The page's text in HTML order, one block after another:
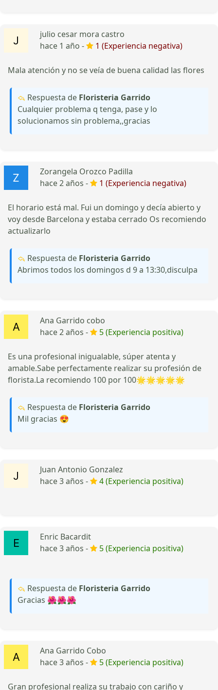
julio cesar mora castro
hace 1 año -
1 (Experiencia negativa)
Mala atención y no se veía de buena calidad las flores
Respuesta de Floristeria Garrido
Cualquier problema q tenga, pase y lo
solucionamos sin problema,,gracias
Zorangela Orozco Padilla
hace 2 años -
1 (Experiencia negativa)
El horario está mal. Fui un domingo y decía abierto y
voy desde Barcelona y estaba cerrado Os recomiendo
actualizarlo
Respuesta de Floristeria Garrido
Abrimos todos los domingos d 9 a 13:30,disculpa
Ana Garrido cobo
hace 2 años -
5 (Experiencia positiva)
Es una profesional inigualable, súper atenta y
amable.Sabe perfectamente realizar su profesión de
florista.La recomiendo 100 por 100🌟🌟🌟🌟🌟
Respuesta de Floristeria Garrido
Mil gracias 😍
Juan Antonio Gonzalez
hace 3 años -
4 (Experiencia positiva)
Enric Bacardit
hace 3 años -
5 (Experiencia positiva)
Respuesta de Floristeria Garrido
Gracias 🌺🌺🌺
Ana Garrido Cobo
hace 3 años -
5 (Experiencia positiva)
Gran profesional realiza su trabajo con cariño y